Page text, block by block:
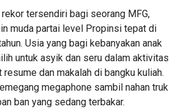
tersendiri bagi seorang MFG,
muda partai level Propinsi tepat di
Usia yang bagi kebanyakan anak
untuk asyik dan seru dalam aktivitas
resume dan makalah di bangku kuliah.
megaphone sambil nahan truk
ban yang sedang terbakar.